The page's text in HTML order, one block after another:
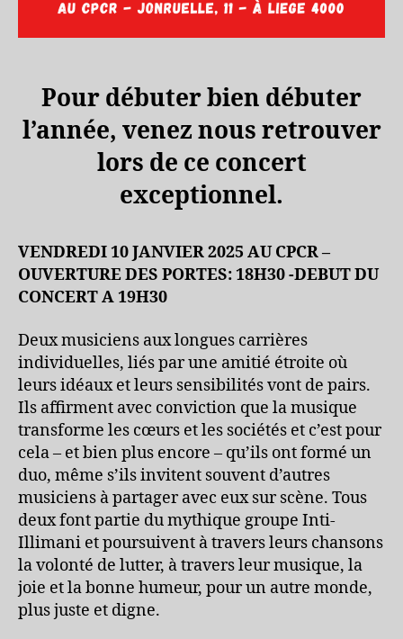
Pour débuter bien débuter
l’année, venez nous retrouver
lors de ce concert
exceptionnel.
VENDREDI 10 JANVIER 2025 AU CPCR –
OUVERTURE DES PORTES: 18H30 -DEBUT DU
CONCERT A 19H30
Deux musiciens aux longues carrières
individuelles, liés par une amitié étroite où
leurs idéaux et leurs sensibilités vont de pairs.
Ils affirment avec conviction que la musique
transforme les cœurs et les sociétés et c’est pour
cela – et bien plus encore – qu’ils ont formé un
duo, même s’ils invitent souvent d’autres
musiciens à partager avec eux sur scène. Tous
deux font partie du mythique groupe Inti-
Illimani et poursuivent à travers leurs chansons
la volonté de lutter, à travers leur musique, la
joie et la bonne humeur, pour un autre monde,
plus juste et digne.